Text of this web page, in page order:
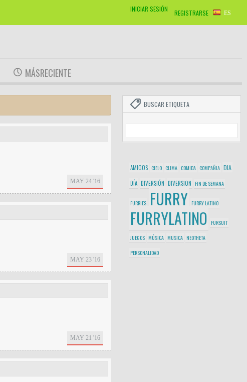
INICIAR SESIÓN REGISTRARSE ES
MÁSRECIENTE
MAY 24 '16
MAY 23 '16
MAY 21 '16
BUSCAR ETIQUETA
AMIGOS CIELO CLIMA COMIDA COMPAÑIA DIA
DÍA DIVERSIÓN DIVERSION FIN DE SEMANA
FURRIES FURRY FURRY LATINO
FURRYLATINO FURSUIT
JUEGOS MÚSICA MUSICA NEOTHETA
PERSONALIDAD